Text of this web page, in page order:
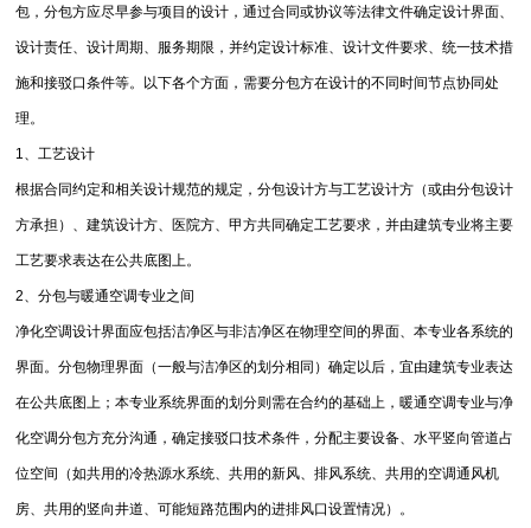
包，分包方应尽早参与项目的设计，通过合同或协议等法律文件确定设计界面、
设计责任、设计周期、服务期限，并约定设计标准、设计文件要求、统一技术措
施和接驳口条件等。以下各个方面，需要分包方在设计的不同时间节点协同处
理。
1、工艺设计
根据合同约定和相关设计规范的规定，分包设计方与工艺设计方（或由分包设计
方承担）、建筑设计方、医院方、甲方共同确定工艺要求，并由建筑专业将主要
工艺要求表达在公共底图上。
2、分包与暖通空调专业之间
净化空调设计界面应包括洁净区与非洁净区在物理空间的界面、本专业各系统的
界面。分包物理界面（一般与洁净区的划分相同）确定以后，宜由建筑专业表达
在公共底图上；本专业系统界面的划分则需在合约的基础上，暖通空调专业与净
化空调分包方充分沟通，确定接驳口技术条件，分配主要设备、水平竖向管道占
位空间（如共用的冷热源水系统、共用的新风、排风系统、共用的空调通风机
房、共用的竖向井道、可能短路范围内的进排风口设置情况）。